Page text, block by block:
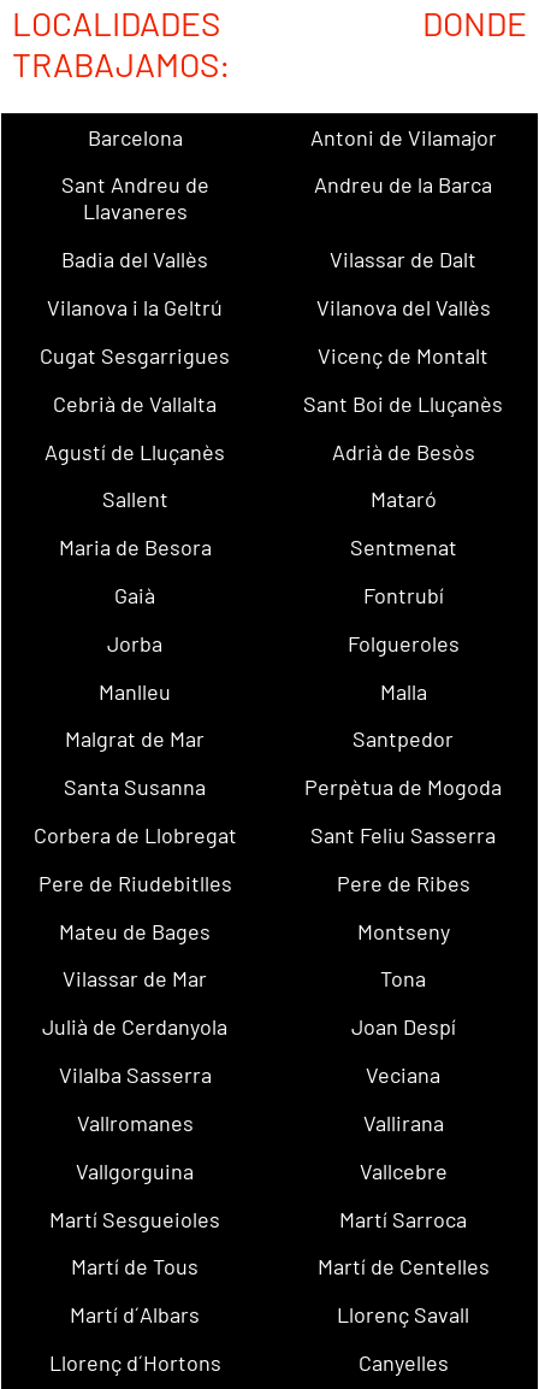
LOCALIDADES DONDE
TRABAJAMOS:
Barcelona
Antoni de Vilamajor
Sant Andreu de
Llavaneres
Andreu de la Barca
Badia del Vallès
Vilassar de Dalt
Vilanova i la Geltrú
Vilanova del Vallès
Cugat Sesgarrigues
Vicenç de Montalt
Cebrià de Vallalta
Sant Boi de Lluçanès
Agustí de Lluçanès
Adrià de Besòs
Sallent
Mataró
Maria de Besora
Sentmenat
Gaià
Fontrubí
Jorba
Folgueroles
Manlleu
Malla
Malgrat de Mar
Santpedor
Santa Susanna
Perpètua de Mogoda
Corbera de Llobregat
Sant Feliu Sasserra
Pere de Riudebitlles
Pere de Ribes
Mateu de Bages
Montseny
Vilassar de Mar
Tona
Julià de Cerdanyola
Joan Despí
Vilalba Sasserra
Veciana
Vallromanes
Vallirana
Vallgorguina
Vallcebre
Martí Sesgueioles
Martí Sarroca
Martí de Tous
Martí de Centelles
Martí d´Albars
Llorenç Savall
Llorenç d´Hortons
Canyelles